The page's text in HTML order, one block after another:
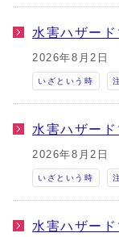
水害ハザード
2026年8月2日
いざという時
水害ハザード
2026年8月2日
いざという時
水害ハザー